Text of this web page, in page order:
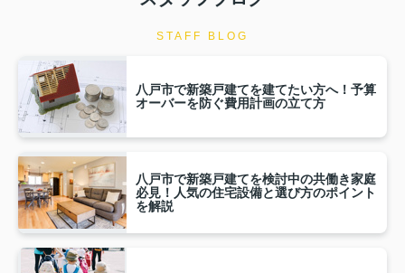
STAFF BLOG
八戸市で新築戸建てを建てたい方へ！予算
オーバーを防ぐ費用計画の立て方
八戸市で新築戸建てを検討中の共働き家庭
必見！人気の住宅設備と選び方のポイント
を解説